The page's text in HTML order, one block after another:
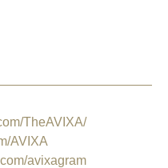
TheAVIXA/
AVIXA
avixagram